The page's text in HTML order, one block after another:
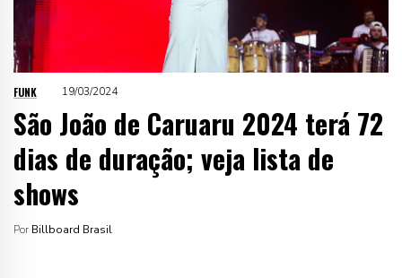
FUNK 19/03/2024
São João de Caruaru 2024 terá 72
dias de duração; veja lista de
shows
Por Billboard Brasil